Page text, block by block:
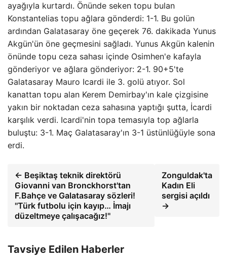
ayağıyla kurtardı. Önünde seken topu bulan
Konstantelias topu ağlara gönderdi: 1-1. Bu golün
ardından Galatasaray öne geçerek 76. dakikada Yunus
Akgün'ün öne geçmesini sağladı. Yunus Akgün kalenin
önünde topu ceza sahası içinde Osimhen'e kafayla
gönderiyor ve ağlara gönderiyor: 2-1. 90+5'te
Galatasaray Mauro Icardi ile 3. golü atıyor. Sol
kanattan topu alan Kerem Demirbay'ın kale çizgisine
yakın bir noktadan ceza sahasına yaptığı şutta, İcardi
karşılık verdi. Icardi'nin topa temasıyla top ağlarla
buluştu: 3-1. Maç Galatasaray'ın 3-1 üstünlüğüyle sona
erdi.
← Beşiktaş teknik direktörü
Giovanni van Bronckhorst'tan
F.Bahçe ve Galatasaray sözleri!
''Türk futbolu için kayıp… İmajı
düzeltmeye çalışacağız!''
Zonguldak'ta
Kadın Eli
sergisi açıldı
→
Tavsiye Edilen Haberler